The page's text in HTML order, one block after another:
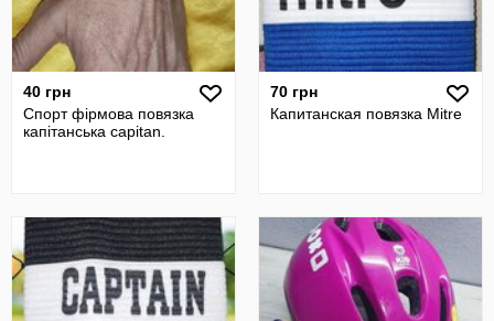
40 грн
Спорт фірмова повязка
капітанська capitan.
70 грн
Капитанская повязка Mitre